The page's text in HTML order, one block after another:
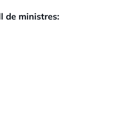
de ministres: